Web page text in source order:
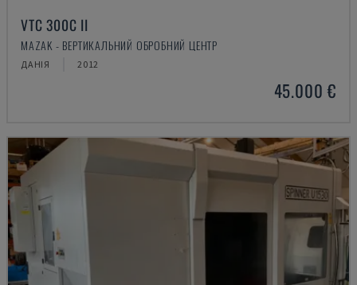
VTC 300C II
MAZAK - ВЕРТИКАЛЬНИЙ ОБРОБНИЙ ЦЕНТР
ДАНІЯ 2012
45.000 €